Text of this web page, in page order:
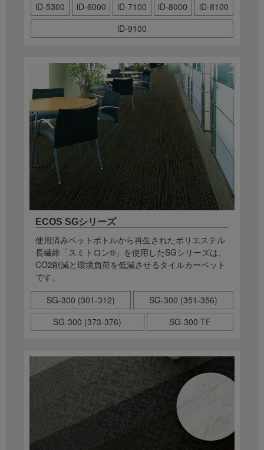
iD-5300
iD-6000 iD-7100 iD-8000
iD-8100
iD-9100
ECOS SGシリーズ
使用済みペットボトルから再生されたポリエステル
長繊維「スミトロン®」を使用したSGシリーズは、
CO2削減と環境負荷を低減させるタイルカーペット
です。
SG-300 (301-312)
SG-300 (351-356)
SG-300 (373-376)
SG-300 TF